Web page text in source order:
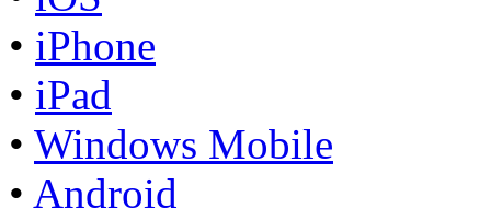
• iPhone
• iPad
• Windows Mobile
• Android